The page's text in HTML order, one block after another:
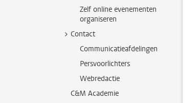
Zelf online evenementen
organiseren
Contact
Communicatieafdelingen
Persvoorlichters
Webredactie
C&M Academie